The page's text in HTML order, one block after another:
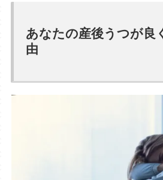
あなたの産後うつが良
由